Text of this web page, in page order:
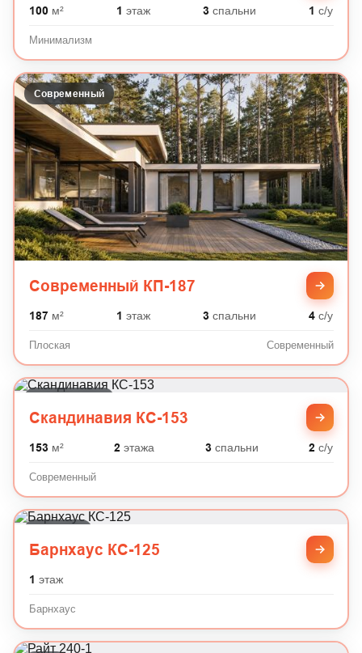
100 м² 1 этаж 3 спальни 1 с/у
Минимализм
Современный
Современный КП-187
187м² 1 этаж 3 спальни 4 с/у
Плоская Современный
Скандинавия КС-153
153м² 2 этажа 3спальни 2 с/у
Современный
Барнхаус КС-125
1 этаж
Барнхаус